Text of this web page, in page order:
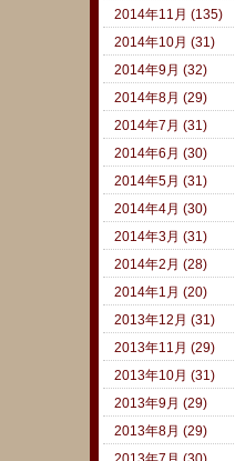
2014年11月 (135)
2014年10月 (31)
2014年9月 (32)
2014年8月 (29)
2014年7月 (31)
2014年6月 (30)
2014年5月 (31)
2014年4月 (30)
2014年3月 (31)
2014年2月 (28)
2014年1月 (20)
2013年12月 (31)
2013年11月 (29)
2013年10月 (31)
2013年9月 (29)
2013年8月 (29)